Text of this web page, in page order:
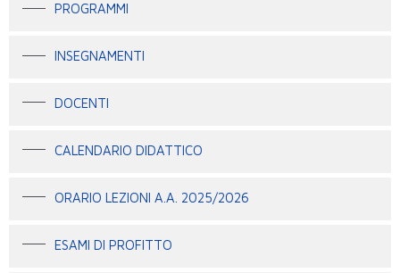
PROGRAMMI
INSEGNAMENTI
DOCENTI
CALENDARIO DIDATTICO
ORARIO LEZIONI A.A. 2025/2026
ESAMI DI PROFITTO